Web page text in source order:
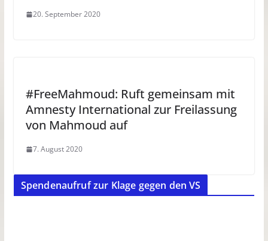
20. September 2020
#FreeMahmoud: Ruft gemeinsam mit
Amnesty International zur Freilassung
von Mahmoud auf
7. August 2020
Spendenaufruf zur Klage gegen den VS